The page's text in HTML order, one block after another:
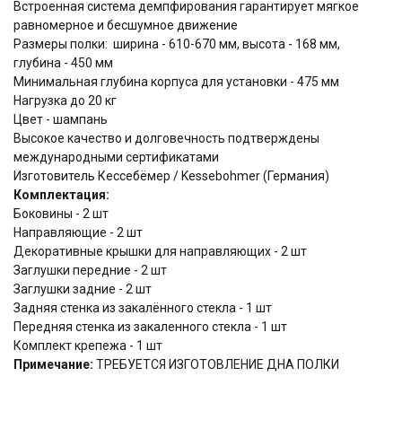
Встроенная система демпфирования гарантирует мягкое
равномерное и бесшумное движение
Размеры полки: ширина - 610-670 мм, высота - 168 мм,
глубина - 450 мм
Минимальная глубина корпуса для установки - 475 мм
Нагрузка до 20 кг
Цвет - шампань
Высокое качество и долговечность подтверждены
международными сертификатами
Изготовитель Кессебёмер / Kessebohmer (Германия)
Комплектация:
Боковины - 2 шт
Направляющие - 2 шт
Декоративные крышки для направляющих - 2 шт
Заглушки передние - 2 шт
Заглушки задние - 2 шт
Задняя стенка из закалённого стекла - 1 шт
Передняя стенка из закаленного стекла - 1 шт
Комплект крепежа - 1 шт
Примечание: ТРЕБУЕТСЯ ИЗГОТОВЛЕНИЕ ДНА ПОЛКИ